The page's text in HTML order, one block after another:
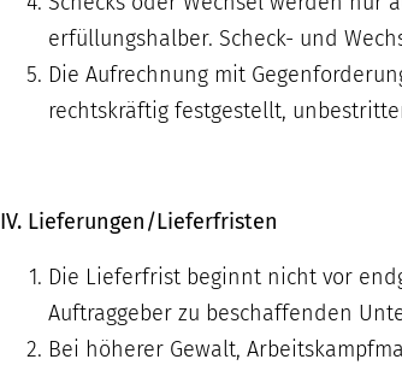
erfüllungshalber. Scheck- und
Die Aufrechnung mit
rechtskräftig festgestellt,
IV. Lieferungen/Lieferfristen
Die Lieferfrist beginnt nicht vor
Auftraggeber zu beschaffenden
Bei höherer Gewalt,